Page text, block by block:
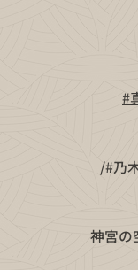
#
/#乃
神宮の